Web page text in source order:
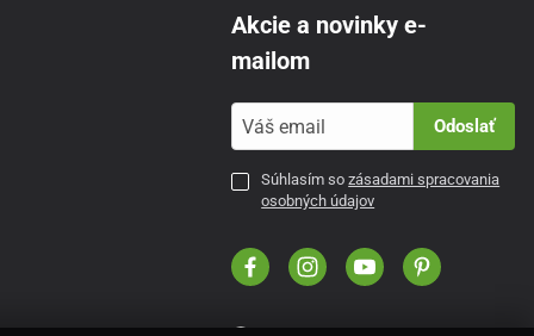
Akcie a novinky e-
mailom
Odoslať
Súhlasím sozásadami spracovania
osobných údajov